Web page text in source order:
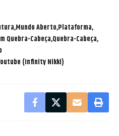
Mundo Aberto Plataforma
Quebra-Cabeça Quebra-Cabeça
(Infinity Nikki)